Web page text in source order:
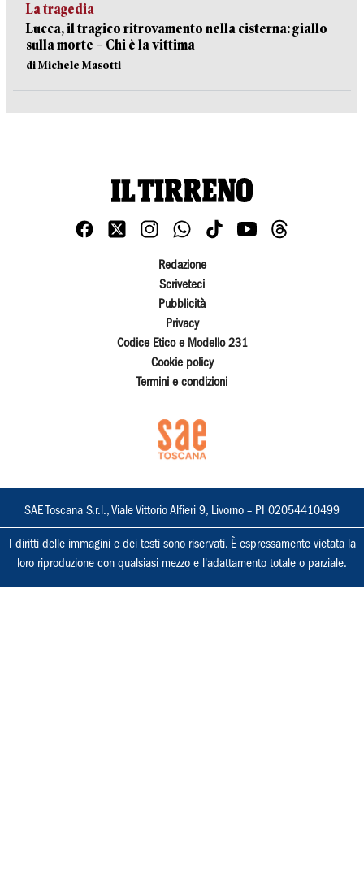
La tragedia
Lucca, il tragico ritrovamento nella cisterna: giallo
sulla morte – Chi è la vittima
di Michele Masotti
Redazione
Scriveteci
Pubblicità
Privacy
Codice Etico e Modello 231
Cookie policy
Termini e condizioni
SAE Toscana S.r.l., Viale Vittorio Alfieri 9, Livorno – PI 02054410499
I diritti delle immagini e dei testi sono riservati. È espressamente vietata la
loro riproduzione con qualsiasi mezzo e l'adattamento totale o parziale.